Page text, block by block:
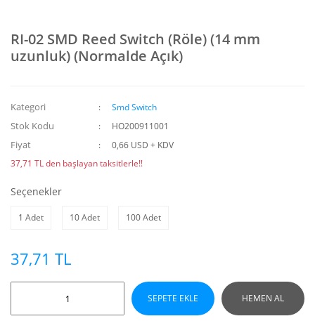
RI-02 SMD Reed Switch (Röle) (14 mm
uzunluk) (Normalde Açık)
Kategori Smd Switch
Stok Kodu HO200911001
Fiyat
0,66 USD + KDV
37,71 TL den başlayan taksitlerle!!
Seçenekler
1 Adet 10 Adet 100 Adet
37,71 TL
SEPETE EKLE HEMEN AL